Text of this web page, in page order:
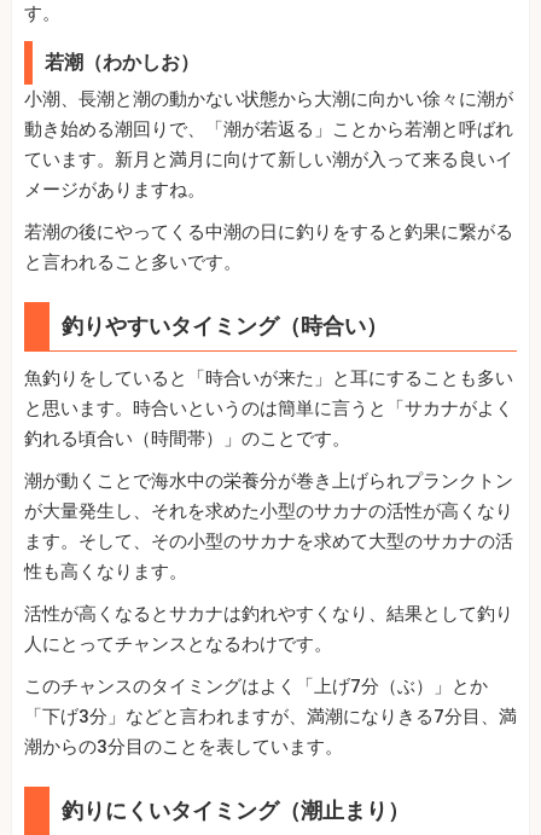
す。
若潮（わかしお）
小潮、長潮と潮の動かない状態から大潮に向かい徐々に潮が
動き始める潮回りで、「潮が若返る」ことから若潮と呼ばれ
ています。新月と満月に向けて新しい潮が入って来る良いイ
メージがありますね。
若潮の後にやってくる中潮の日に釣りをすると釣果に繋がる
と言われること多いです。
釣りやすいタイミング（時合い）
魚釣りをしていると「時合いが来た」と耳にすることも多い
と思います。時合いというのは簡単に言うと「サカナがよく
釣れる頃合い（時間帯）」のことです。
潮が動くことで海水中の栄養分が巻き上げられプランクトン
が大量発生し、それを求めた小型のサカナの活性が高くなり
ます。そして、その小型のサカナを求めて大型のサカナの活
性も高くなります。
活性が高くなるとサカナは釣れやすくなり、結果として釣り
人にとってチャンスとなるわけです。
このチャンスのタイミングはよく「上げ7分（ぶ）」とか
「下げ3分」などと言われますが、満潮になりきる7分目、満
潮からの3分目のことを表しています。
釣りにくいタイミング（潮止まり）